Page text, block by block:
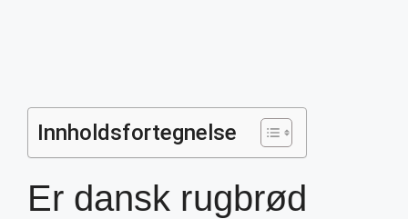
Innholdsfortegnelse
Er dansk rugbrød